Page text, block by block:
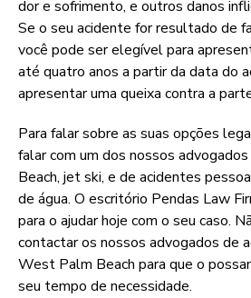
dor e sofrimento, e outros danos
Se o seu acidente for resultado de
você pode ser elegível para
até quatro anos a partir da data do
apresentar uma queixa contra a
Para falar sobre as suas opções
falar com um dos nossos
Beach, jet ski, e de acidentes
de água. O escritório Pendas Law
para o ajudar hoje com o seu caso.
contactar os nossos advogados de
West Palm Beach para que o
seu tempo de necessidade.